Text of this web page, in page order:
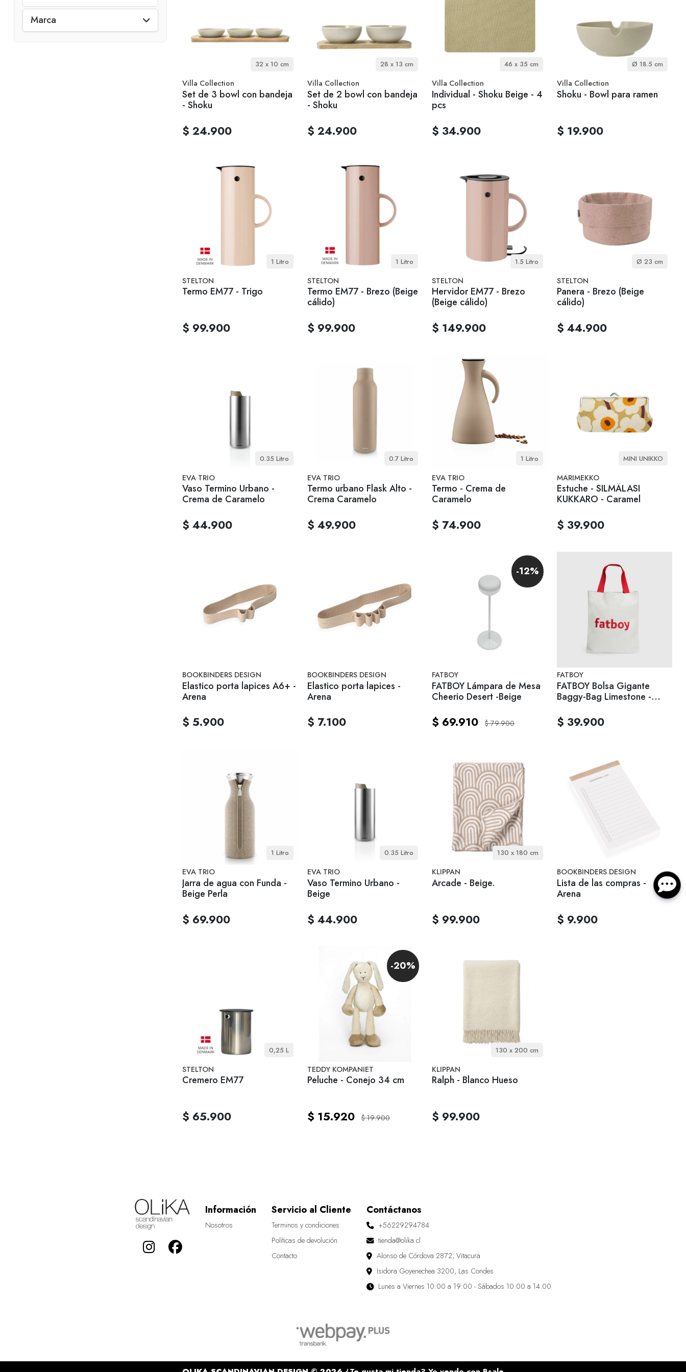
Marca
32 x 10 cm
Villa Collection
Set de 3 bowl con bandeja
- Shoku
$ 24.900
28 x 13 cm
Villa Collection
Set de 2 bowl con bandeja
- Shoku
$ 24.900
46 x 35 cm
Villa Collection
Individual - Shoku Beige - 4
pcs
$ 34.900
Ø 18.5 cm
Villa Collection
Shoku - Bowl para ramen
$ 19.900
1 Litro
STELTON
Termo EM77 - Trigo
$ 99.900
1 Litro
STELTON
Termo EM77 - Brezo (Beige
cálido)
$ 99.900
1.5 Litro
STELTON
Hervidor EM77 - Brezo
(Beige cálido)
$ 149.900
Ø 23 cm
STELTON
Panera - Brezo (Beige
cálido)
$ 44.900
0.35 Litro
EVA TRIO
Vaso Termino Urbano -
Crema de Caramelo
$ 44.900
0.7 Litro
EVA TRIO
Termo urbano Flask Alto -
Crema Caramelo
$ 49.900
1 Litro
EVA TRIO
Termo - Crema de
Caramelo
$ 74.900
MINI UNIKKO
MARIMEKKO
Estuche - SILMÄLASI
KUKKARO - Caramel
$ 39.900
BOOKBINDERS DESIGN
Elastico porta lapices A6+ -
Arena
$ 5.900
BOOKBINDERS DESIGN
Elastico porta lapices -
Arena
$ 7.100
-12%
FATBOY
FATBOY Lámpara de Mesa
Cheerio Desert -Beige
$ 69.910 $ 79.900
FATBOY
FATBOY Bolsa Gigante
Baggy-Bag Limestone -
$ 39.900
1 Litro
EVA TRIO
Jarra de agua con Funda -
Beige Perla
$ 69.900
0.35 Litro
EVA TRIO
Vaso Termino Urbano -
Beige
$ 44.900
130 x 180 cm
KLIPPAN
Arcade - Beige.
$ 99.900
BOOKBINDERS DESIGN
Lista de las compras -
Arena
$ 9.900
0,25 L
STELTON
Cremero EM77
$ 65.900
-20%
TEDDY KOMPANIET
Peluche - Conejo 34 cm
$ 15.920 $ 19.900
130 x 200 cm
KLIPPAN
Ralph - Blanco Hueso
$ 99.900
Información
Nosotros
Servicio al Cliente
Terminos y condiciones
Políticas de devolución
Contacto
Contáctanos
+56229294784
tienda@olika.cl
Alonso de Córdova 2872, Vitacura
Isidora Goyenechea 3200, Las Condes
Lunes a Viernes 10:00 a 19:00 - Sábados 10:00 a 14:00